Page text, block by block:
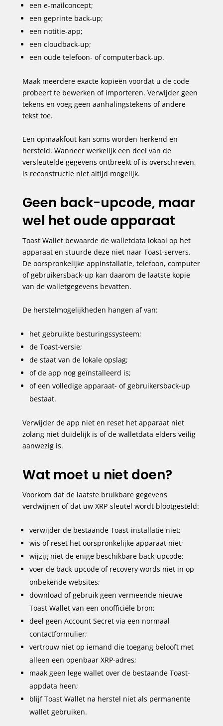
een e-mailconcept;
een geprinte back-up;
een notitie-app;
een cloudback-up;
een oude telefoon- of computerback-up.
Maak meerdere exacte kopieën voordat u de code
probeert te bewerken of importeren. Verwijder geen
tekens en voeg geen aanhalingstekens of andere
tekst toe.
Een opmaakfout kan soms worden herkend en
hersteld. Wanneer werkelijk een deel van de
versleutelde gegevens ontbreekt of is overschreven,
is reconstructie niet altijd mogelijk.
Geen back-upcode, maar
wel het oude apparaat
Toast Wallet bewaarde de walletdata lokaal op het
apparaat en stuurde deze niet naar Toast-servers.
De oorspronkelijke appinstallatie, telefoon, computer
of gebruikersback-up kan daarom de laatste kopie
van de walletgegevens bevatten.
De herstelmogelijkheden hangen af van:
het gebruikte besturingssysteem;
de Toast-versie;
de staat van de lokale opslag;
of de app nog geïnstalleerd is;
of een volledige apparaat- of gebruikersback-up
bestaat.
Verwijder de app niet en reset het apparaat niet
zolang niet duidelijk is of de walletdata elders veilig
aanwezig is.
Wat moet u niet doen?
Voorkom dat de laatste bruikbare gegevens
verdwijnen of dat uw XRP-sleutel wordt blootgesteld:
verwijder de bestaande Toast-installatie niet;
wis of reset het oorspronkelijke apparaat niet;
wijzig niet de enige beschikbare back-upcode;
voer de back-upcode of recovery words niet in op
onbekende websites;
download of gebruik geen vermeende nieuwe
Toast Wallet van een onofficiële bron;
deel geen Account Secret via een normaal
contactformulier;
vertrouw niet op iemand die toegang belooft met
alleen een openbaar XRP-adres;
maak geen lege wallet over de bestaande Toast-
appdata heen;
blijf Toast Wallet na herstel niet als permanente
wallet gebruiken.